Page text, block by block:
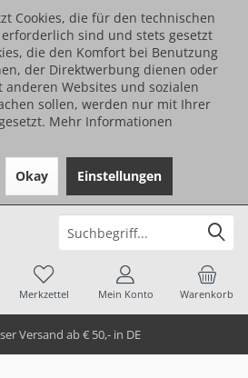
Cookies, die für den technischen
sind und stets gesetzt
die den Komfort bei Benutzung
der Direktwerbung dienen oder
Websites und sozialen
sollen, werden nur mit Ihrer
Mehr Informationen
Okay Einstellungen
Versand ab € 50,- in DE
Warenkorb
Merkzettel Mein Konto